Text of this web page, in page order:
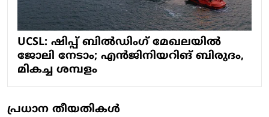
UCSL: ഷിപ്പ് ബിൽഡിംഗ് മേഖലയിൽ
ജോലി നേടാം; എൻജിനിയറിങ് ബിരുദം,
മികച്ച ശമ്പളം
പ്രധാന തീയതികൾ